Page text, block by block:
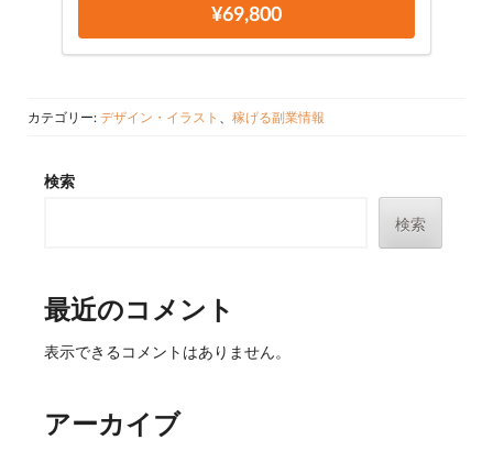
¥69,800
カテゴリー: デザイン・イラスト 、 稼げる副業情報
検索
検索
最近のコメント
表示できるコメントはありません。
アーカイブ